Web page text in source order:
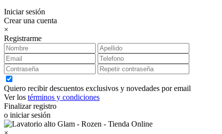
Iniciar sesión
Crear una cuenta
×
Registrarme
Quiero recibir descuentos exclusivos y novedades por email
Ver los términos y condiciones
Finalizar registro
o iniciar sesión